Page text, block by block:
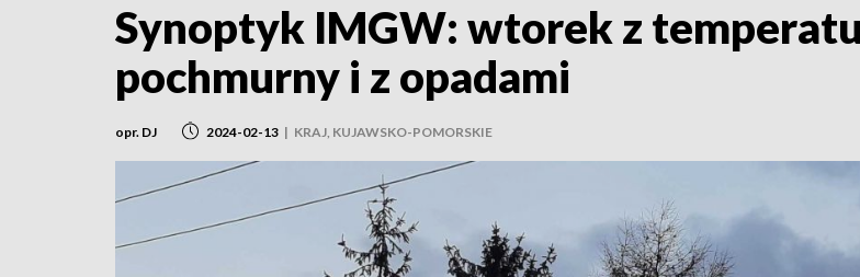
Synoptyk IMGW: wtorek z
pochmurny i z opadami
opr. DJ 2024-02-13 | KRAJ, KUJAWSKO-POMORSKIE